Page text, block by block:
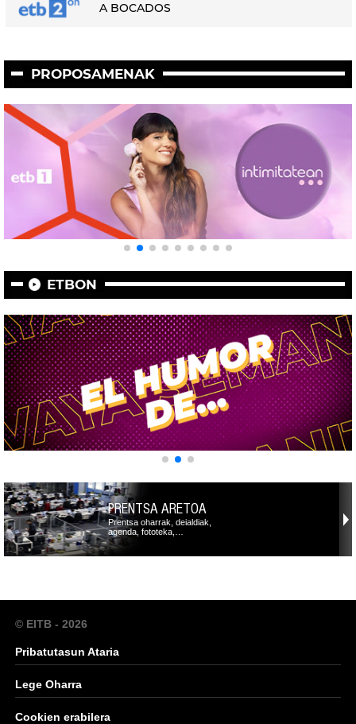
A BOCADOS
PROPOSAMENAK
ETBON
PRENTSA ARETOA
Prentsa oharrak, deialdiak,
agenda, fototeka,…
© EITB - 2026
Pribatutasun Ataria
Lege Oharra
Cookien erabilera